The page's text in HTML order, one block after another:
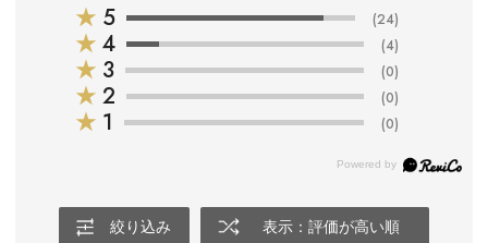
★ 5 (24)
★ 4 (4)
★ 3 (0)
★ 2 (0)
★ 1 (0)
絞り込み 表示：評価が高い順